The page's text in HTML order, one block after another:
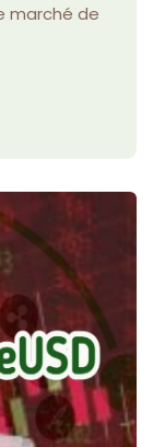
marché de